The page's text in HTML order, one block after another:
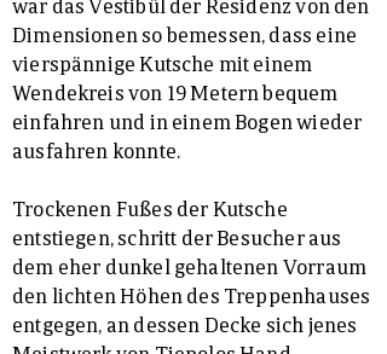
Dimensionen so bemessen, dass eine
vierspännige Kutsche mit einem
Wendekreis von 19 Metern bequem
einfahren und in einem Bogen wieder
ausfahren konnte.
Trockenen Fußes der Kutsche
entstiegen, schritt der Besucher aus
dem eher dunkel gehaltenen Vorraum
den lichten Höhen des Treppenhauses
entgegen, an dessen Decke sich jenes